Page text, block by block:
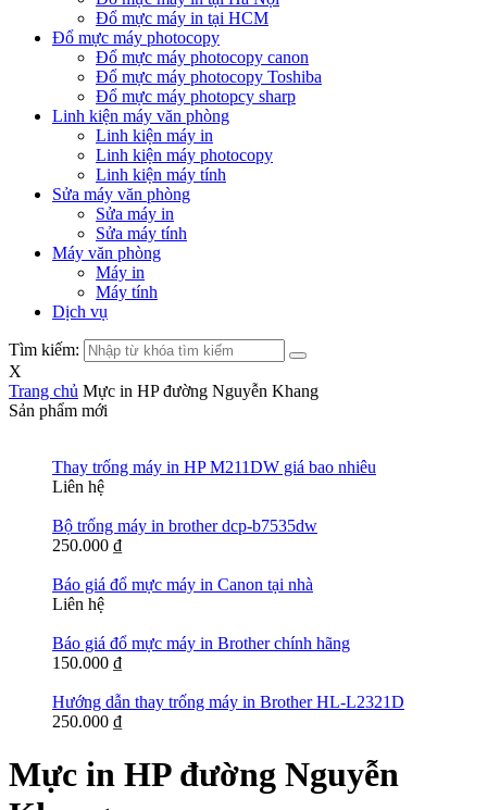
Đổ mực máy in tại HCM
Đổ mực máy photocopy
Đổ mực máy photocopy canon
Đổ mực máy photocopy Toshiba
Đổ mực máy photopcy sharp
Linh kiện máy văn phòng
Linh kiện máy in
Linh kiện máy photocopy
Linh kiện máy tính
Sửa máy văn phòng
Sửa máy in
Sửa máy tính
Máy văn phòng
Máy in
Máy tính
Dịch vụ
Tìm kiếm:
X
Trang chủ Mực in HP đường Nguyễn Khang
Sản phẩm mới
Thay trống máy in HP M211DW giá bao nhiêu
Liên hệ
Bộ trống máy in brother dcp-b7535dw
250.000 ₫
Báo giá đổ mực máy in Canon tại nhà
Liên hệ
Báo giá đổ mực máy in Brother chính hãng
150.000 ₫
Hướng dẫn thay trống máy in Brother HL-L2321D
250.000 ₫
Mực in HP đường Nguyễn